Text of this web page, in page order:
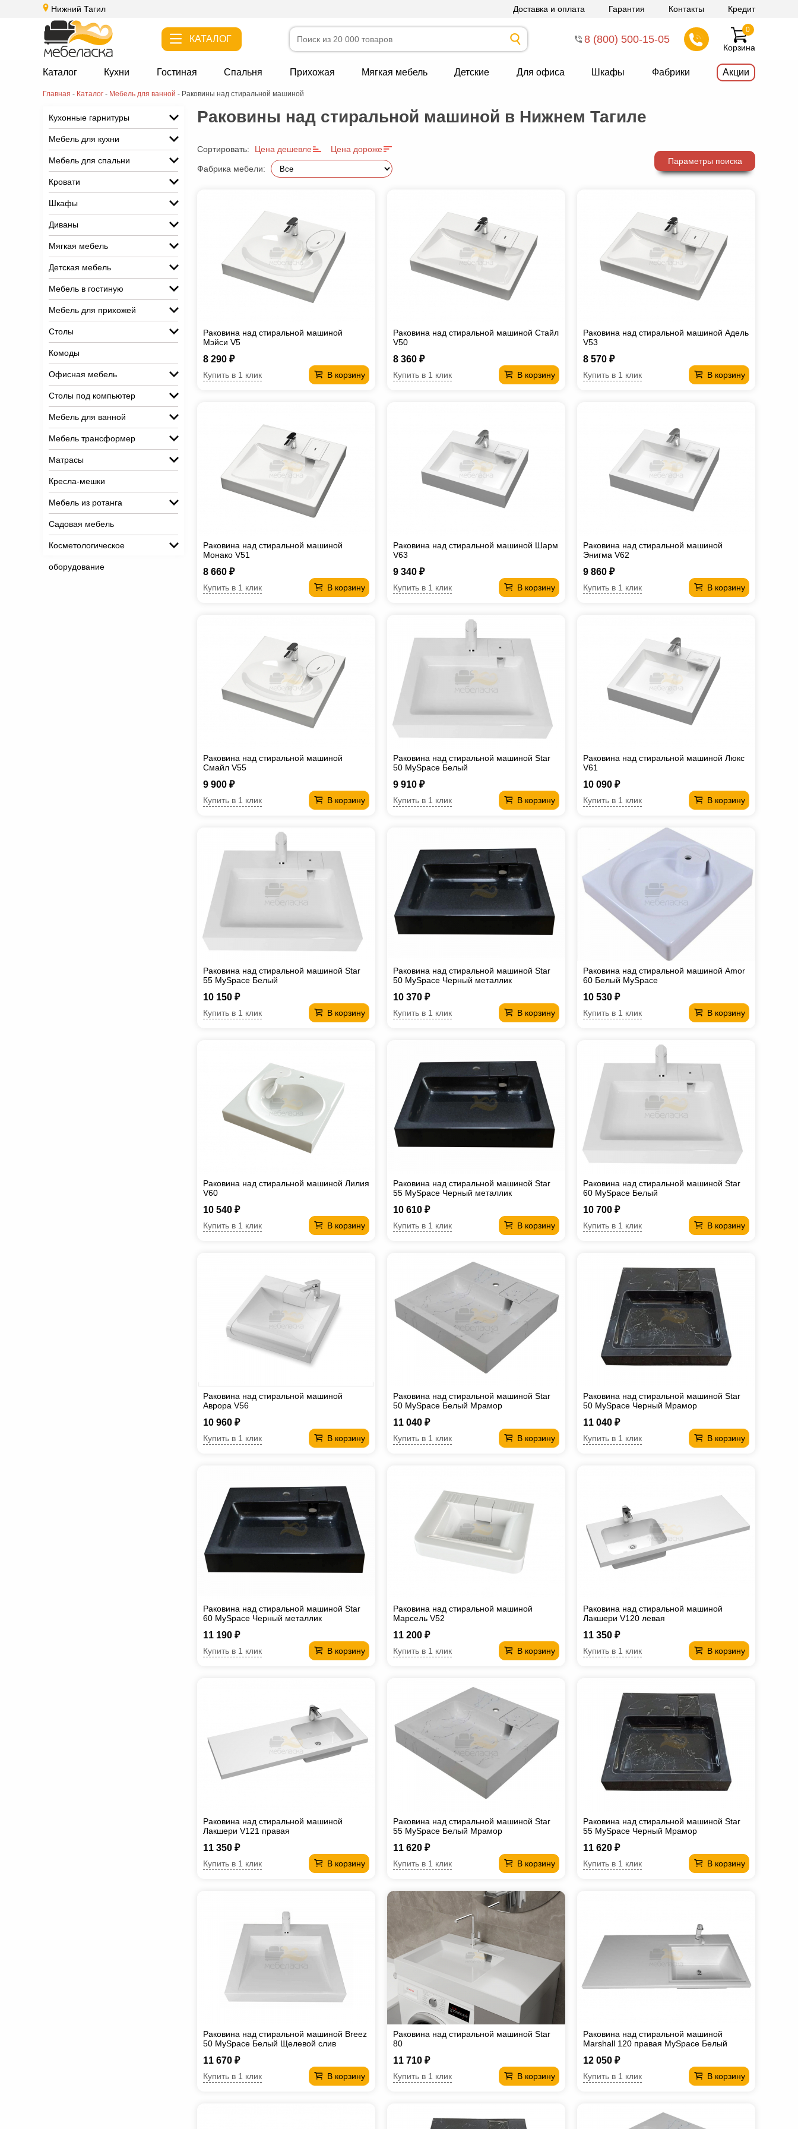
Нижний Тагил Доставка и оплата Гарантия Контакты Кредит
КАТАЛОГ 8 (800) 500-15-05
Корзина
0
Каталог Кухни Гостиная Спальня Прихожая Мягкая мебель Детские Для офиса Шкафы Фабрики Акции
Главная - Каталог - Мебель для ванной - Раковины над стиральной машиной
Кухонные гарнитуры
Мебель для кухни
Мебель для спальни
Кровати
Шкафы
Диваны
Мягкая мебель
Детская мебель
Мебель в гостиную
Мебель для прихожей
Столы
Комоды
Офисная мебель
Столы под компьютер
Мебель для ванной
Мебель трансформер
Матрасы
Кресла-мешки
Мебель из ротанга
Садовая мебель
Косметологическое
оборудование
Раковины над стиральной машиной в Нижнем Тагиле
Сортировать: Цена дешевле Цена дороже
Фабрика мебели:
Параметры поиска
Раковина над стиральной машиной
Мэйси V5
8 290 ₽
В корзину
Купить в 1 клик
Раковина над стиральной машиной Стайл
V50
8 360 ₽
В корзину
Купить в 1 клик
Раковина над стиральной машиной Адель
V53
8 570 ₽
В корзину
Купить в 1 клик
Раковина над стиральной машиной
Монако V51
8 660 ₽
В корзину
Купить в 1 клик
Раковина над стиральной машиной Шарм
V63
9 340 ₽
В корзину
Купить в 1 клик
Раковина над стиральной машиной
Энигма V62
9 860 ₽
В корзину
Купить в 1 клик
Раковина над стиральной машиной
Смайл V55
9 900 ₽
В корзину
Купить в 1 клик
Раковина над стиральной машиной Star
50 MySpace Белый
9 910 ₽
В корзину
Купить в 1 клик
Раковина над стиральной машиной Люкс
V61
10 090 ₽
В корзину
Купить в 1 клик
Раковина над стиральной машиной Star
55 MySpace Белый
10 150 ₽
В корзину
Купить в 1 клик
Раковина над стиральной машиной Star
50 MySpace Черный металлик
10 370 ₽
В корзину
Купить в 1 клик
Раковина над стиральной машиной Amor
60 Белый MySpace
10 530 ₽
В корзину
Купить в 1 клик
Раковина над стиральной машиной Лилия
V60
10 540 ₽
В корзину
Купить в 1 клик
Раковина над стиральной машиной Star
55 MySpace Черный металлик
10 610 ₽
В корзину
Купить в 1 клик
Раковина над стиральной машиной Star
60 MySpace Белый
10 700 ₽
В корзину
Купить в 1 клик
Раковина над стиральной машиной
Аврора V56
10 960 ₽
В корзину
Купить в 1 клик
Раковина над стиральной машиной Star
50 MySpace Белый Мрамор
11 040 ₽
В корзину
Купить в 1 клик
Раковина над стиральной машиной Star
50 MySpace Черный Мрамор
11 040 ₽
В корзину
Купить в 1 клик
Раковина над стиральной машиной Star
60 MySpace Черный металлик
11 190 ₽
В корзину
Купить в 1 клик
Раковина над стиральной машиной
Марсель V52
11 200 ₽
В корзину
Купить в 1 клик
Раковина над стиральной машиной
Лакшери V120 левая
11 350 ₽
В корзину
Купить в 1 клик
Раковина над стиральной машиной
Лакшери V121 правая
11 350 ₽
В корзину
Купить в 1 клик
Раковина над стиральной машиной Star
55 MySpace Белый Мрамор
11 620 ₽
В корзину
Купить в 1 клик
Раковина над стиральной машиной Star
55 MySpace Черный Мрамор
11 620 ₽
В корзину
Купить в 1 клик
Раковина над стиральной машиной Breez
50 MySpace Белый Щелевой слив
11 670 ₽
В корзину
Купить в 1 клик
Раковина над стиральной машиной Star
80
11 710 ₽
В корзину
Купить в 1 клик
Раковина над стиральной машиной
Marshall 120 правая MySpace Белый
12 050 ₽
В корзину
Купить в 1 клик